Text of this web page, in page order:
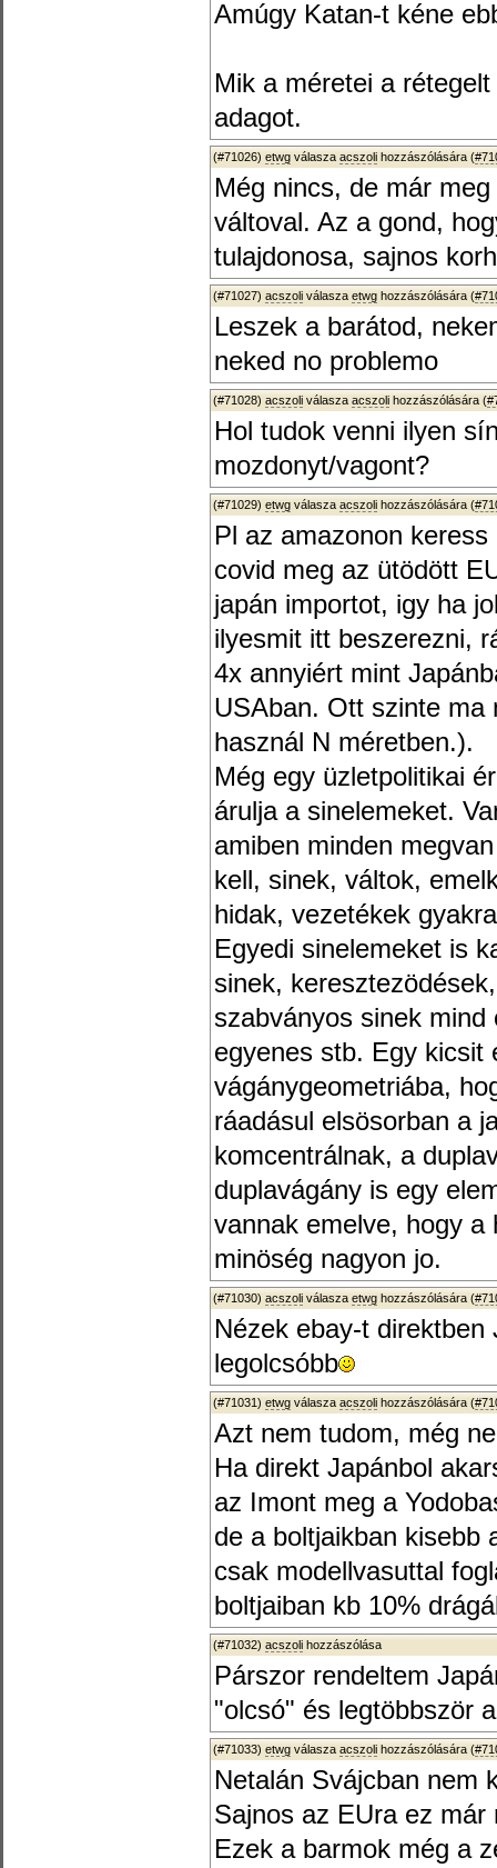
Amúgy Katan-t kéne
Mik a méretei a
adagot.
(#71026) etwg válasza acszoli hozzászólására (
Még nincs, de már
váltoval. Az a gond,
tulajdonosa, sajnos
(#71027) acszoli válasza etwg hozzászólására (
Leszek a barátod,
neked no problemo
(#71028) acszoli válasza acszoli hozzászólására (
Hol tudok venni ilyen
mozdonyt/vagont?
(#71029) etwg válasza acszoli hozzászólására (
Pl az amazonon
covid meg az ütödött
japán importot, igy ha
ilyesmit itt beszerezni,
4x annyiért mint
USAban. Ott szinte ma
használ N méretben.).
Még egy üzletpolitikai
árulja a sinelemeket.
amiben minden
kell, sinek, váltok,
hidak, vezetékek
Egyedi sinelemeket is
sinek,
szabványos sinek
egyenes stb. Egy kicsit
vágánygeometriába,
ráadásul elsösorban a
komcentrálnak, a
duplavágány is egy
vannak emelve, hogy a
minöség nagyon jo.
(#71030) acszoli válasza etwg hozzászólására (
Nézek ebay-t direktben
legolcsóbb
(#71031) etwg válasza acszoli hozzászólására (
Azt nem tudom, még
Ha direkt Japánbol
az Imont meg a
de a boltjaikban kisebb
csak modellvasuttal
boltjaiban kb 10%
(#71032) acszoli hozzászólása
Párszor rendeltem
"olcsó" és legtöbbször
(#71033) etwg válasza acszoli hozzászólására (
Netalán Svájcban nem
Sajnos az EUra ez
Ezek a barmok még a